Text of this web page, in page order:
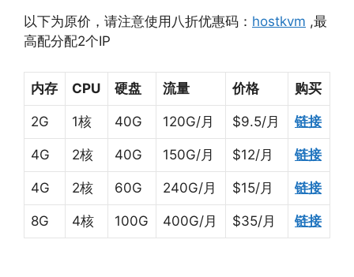
以下为原价，请注意使用八折优惠码： hostkvm ,最
高配分配2个IP
内存 CPU 硬盘 流量 价格 购买
2G 1核 40G 120G/月 $9.5/月 链接
4G 2核 40G 150G/月 $12/月 链接
4G 2核 60G 240G/月 $15/月 链接
8G 4核 100G 400G/月 $35/月 链接